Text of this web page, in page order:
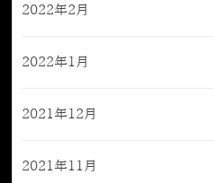
2022年2月
2022年1月
2021年12月
2021年11月